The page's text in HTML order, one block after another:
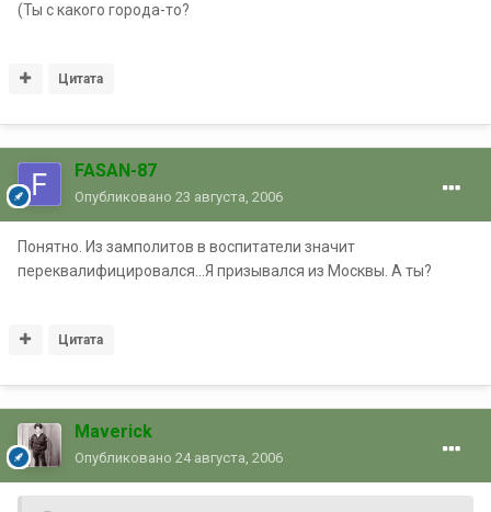
(Ты с какого города-то?
Цитата
FASAN-87
Опубликовано 23 августа, 2006
Понятно. Из замполитов в воспитатели значит
переквалифицировался...Я призывался из Москвы. А ты?
Цитата
Maverick
Опубликовано 24 августа, 2006